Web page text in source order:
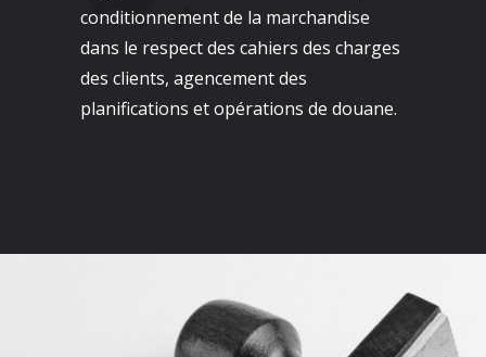
conditionnement de la marchandise
dans le respect des cahiers des charges
des clients, agencement des
planifications et opérations de douane.